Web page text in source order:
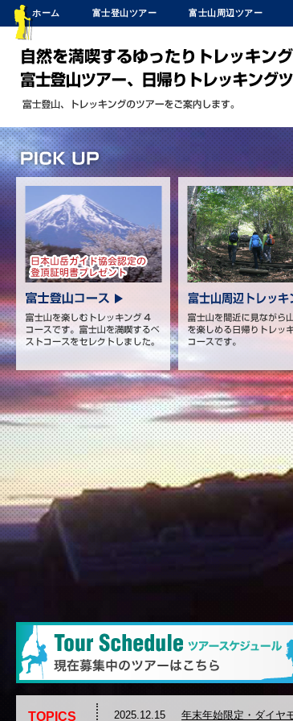
ホーム 富士登山ツアー 富士山周辺ツアー
TOPICS 2025.12.15 年末年始限定・ダイヤ